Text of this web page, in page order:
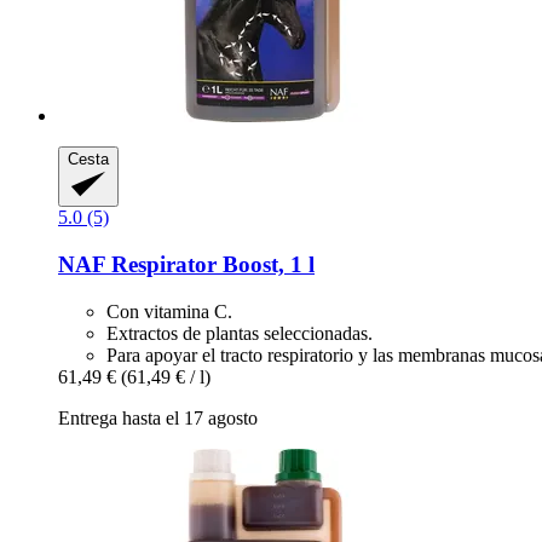
Cesta
5.0 (5)
NAF Respirator Boost, 1 l
Con vitamina C.
Extractos de plantas seleccionadas.
Para apoyar el tracto respiratorio y las membranas
61,49 € (61,49 € / l)
Entrega hasta el 17 agosto